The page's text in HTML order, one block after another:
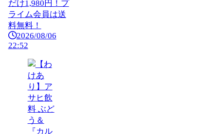
だけ1,980円！プ
ライム会員は送
料無料！
2026/08/06
22:52